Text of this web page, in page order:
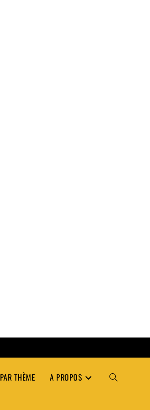
PAR THÈME A PROPOS TOGGLE